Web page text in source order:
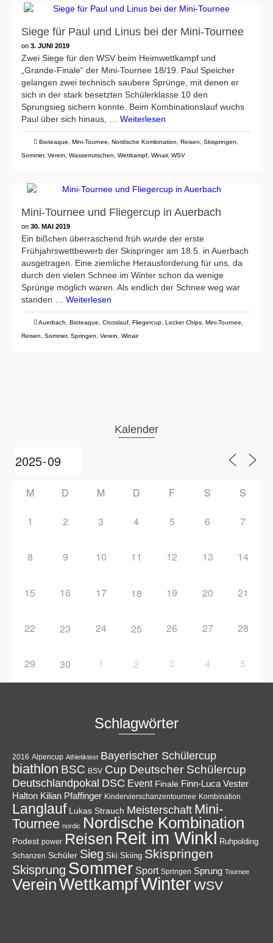
Siege für Paul und Linus bei der Mini-Tournee
on 3. JUNI 2019
Zwei Siege für den WSV beim Heimwettkampf und
„Grande-Finale“ der Mini-Tournee 18/19. Paul Speicher
gelangen zwei technisch saubere Sprünge, mit denen er
sich in der stark besetzten Schülerklasse 10 den
Sprungsieg sichern konnte. Beim Kombinationslauf wuchs
Paul über sich hinaus, … Weiterlesen
Bioteaque Mini-Tournee Nordische Kombination Reisen Skispringen
Sommer, Verein Wasserrutschen Wettkampf Winair, WSV
Mini-Tournee und Fliegercup in Auerbach
on 30. MAI 2019
Ein bißchen überraschend früh wurde der erste
Frühjahrswettbewerb der Skispringer am 18.5. in Auerbach
ausgetragen. Eine ziemliche Herausforderung für uns, da
durch den vielen Schnee im Winter schon da wenige
Sprünge möglich waren. Als endlich der Schnee weg war
standen … Weiterlesen
Auerbach Bioteaque Crosslauf Fliegercup Lecker Chips Mini-Tournee
Reisen
Sommer, Springen Verein Winair
Kalender
M D M D F S S
1 2 3 4 5 6 7
8 9 10 11 12 13 14
15 16 17 18 19 20 21
22 23 24 25 26 27 28
29 30 1 2 3 4 5
Schlagwörter
2016 Alpencup Athletiktest Bayerischer Schülercup
biathlon BSC BSV Cup Deutscher Schülercup
Deutschlandpokal DSC Event Finale Finn-Luca Vester
Halton Kilian Pfaffinger Kindervierschanzentournee Kombination
Langlauf Lukas Strauch Meisterschaft Mini-
Tournee nordic Nordische Kombination
Podest power Reisen Reit im Winkl Ruhpolding
Schanzen Schüler Sieg Ski Skiing Skispringen
Skisprung Sommer Sport Springen Sprung Tournee
VereinWettkampfWinterWSV